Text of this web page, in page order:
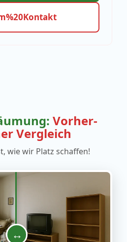
Vorher-
Vergleich
wie wir Platz schaffen!
↔